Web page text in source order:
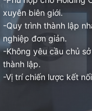
xuyên biên giới.
-Quy trình thành lập
nghiệp đơn giản.
-Không yêu cầu chủ
thành lập.
-Vị trí chiến lược kết